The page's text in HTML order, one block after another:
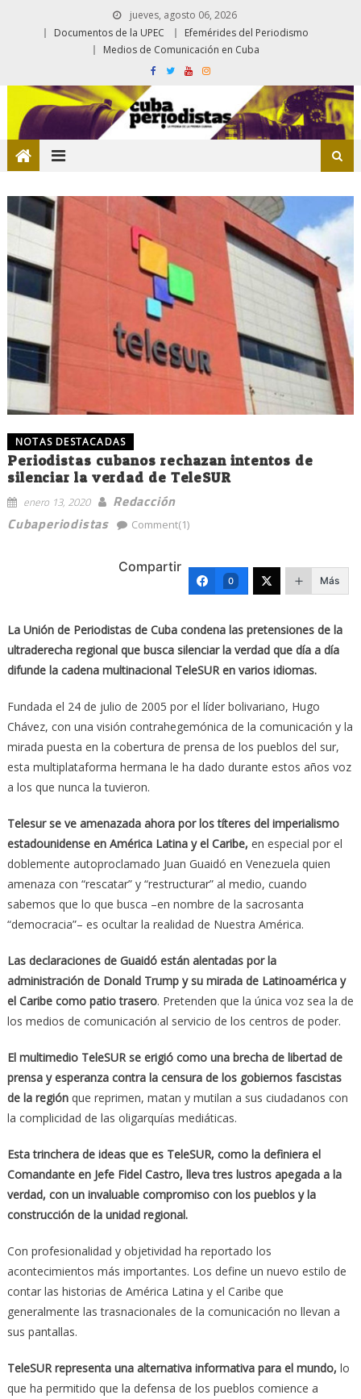
jueves, agosto 06, 2026
Documentos de la UPEC
Efemérides del Periodismo
Medios de Comunicación en Cuba
NOTAS DESTACADAS
Periodistas cubanos rechazan intentos de
silenciar la verdad de TeleSUR
enero 13, 2020
Redacción
Cubaperiodistas
Comment(1)
Compartir
0 Más
La Unión de Periodistas de Cuba condena las pretensiones de la
ultraderecha regional que busca silenciar la verdad que día a día
difunde la cadena multinacional TeleSUR en varios idiomas.
Fundada el 24 de julio de 2005 por el líder bolivariano, Hugo
Chávez, con una visión contrahegemónica de la comunicación y la
mirada puesta en la cobertura de prensa de los pueblos del sur,
esta multiplataforma hermana le ha dado durante estos años voz
a los que nunca la tuvieron.
Telesur se ve amenazada ahora por los títeres del imperialismo
estadounidense en América Latina y el Caribe, en especial por el
doblemente autoproclamado Juan Guaidó en Venezuela quien
amenaza con “rescatar” y “restructurar” al medio, cuando
sabemos que lo que busca –en nombre de la sacrosanta
“democracia”– es ocultar la realidad de Nuestra América.
Las declaraciones de Guaidó están alentadas por la
administración de Donald Trump y su mirada de Latinoamérica y
el Caribe como patio trasero. Pretenden que la única voz sea la de
los medios de comunicación al servicio de los centros de poder.
El multimedio TeleSUR se erigió como una brecha de libertad de
prensa y esperanza contra la censura de los gobiernos fascistas
de la regiónque reprimen, matan y mutilan a sus ciudadanos con
la complicidad de las oligarquías mediáticas.
Esta trinchera de ideas que es TeleSUR, como la definiera el
Comandante en Jefe Fidel Castro, lleva tres lustros apegada a la
verdad, con un invaluable compromiso con los pueblos y la
construcción de la unidad regional.
Con profesionalidad y objetividad ha reportado los
acontecimientos más importantes. Los define un nuevo estilo de
contar las historias de América Latina y el Caribe que
generalmente las trasnacionales de la comunicación no llevan a
sus pantallas.
TeleSUR representa una alternativa informativa para el mundo, lo
que ha permitido que la defensa de los pueblos comience a